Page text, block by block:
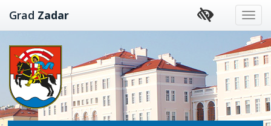
Preskoči
na
Grad Zadar